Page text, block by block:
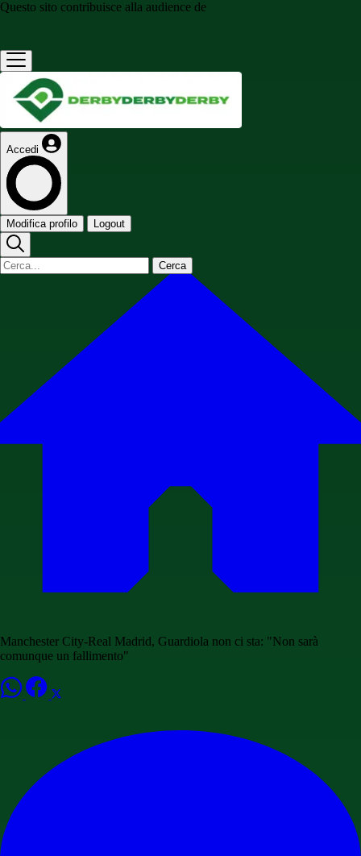
Questo sito contribuisce alla audience de
Accedi
Modifica profilo Logout
Cerca
Manchester City-Real Madrid, Guardiola non ci sta: "Non sarà
comunque un fallimento"